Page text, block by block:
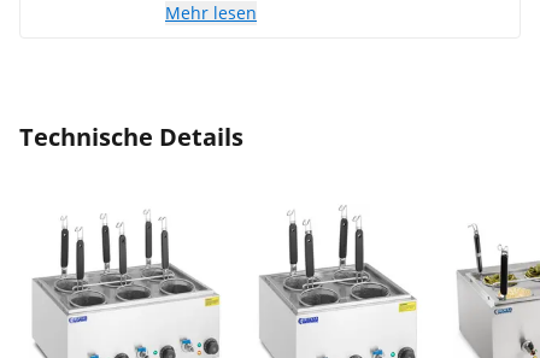
Mehr lesen
Technische Details